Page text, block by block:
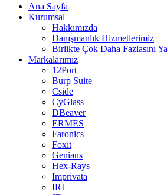
Ana Sayfa
Kurumsal
Hakkımızda
Danışmanlık Hizmetlerimiz
Birlikte Çok Daha Fazlasını
Markalarımız
12Port
Burp Suite
Cside
CyGlass
DBeaver
ERMES
Faronics
Foxit
Genians
Hex-Rays
Imprivata
IRI